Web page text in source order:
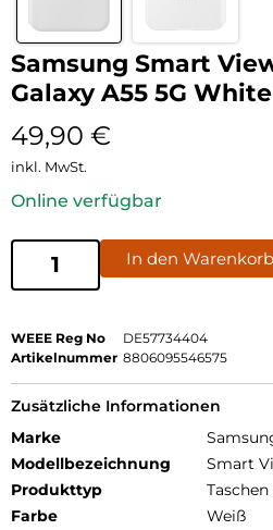
Samsung Smart
Galaxy A55 5G White
49,90 €
inkl. MwSt.
Online verfügbar
In den Warenkorb
WEEE Reg No
DE57734404
Artikelnummer 8806095546575
Zusätzliche Informationen
Marke
Modellbezeichnung
Smart
Produkttyp
Farbe
Weiß